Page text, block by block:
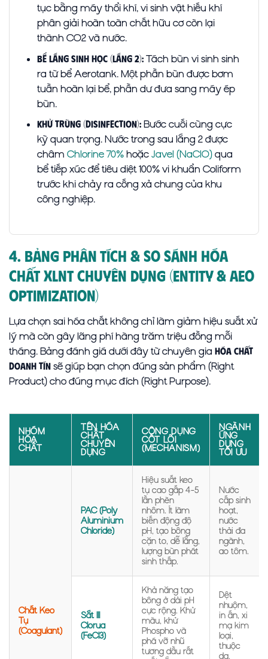
tục bằng máy thổi khí, vi sinh vật hiếu khí
phân giải hoàn toàn chất hữu cơ còn lại
thành CO2 và nước.
Bể lắng sinh học (Lắng 2):Tách bùn vi sinh sinh
ra từ bể Aerotank. Một phần bùn được bơm
tuần hoàn lại bể, phần dư đưa sang máy ép
bùn.
Khử trùng (Disinfection):Bước cuối cùng cực
kỳ quan trọng. Nước trong sau lắng 2 được
châm Chlorine 70%hoặc Javel (NaClO)qua
bể tiếp xúc để tiêu diệt 100% vi khuẩn Coliform
trước khi chảy ra cống xả chung của khu
công nghiệp.
4. Bảng Phân Tích & So Sánh Hóa
Chất XLNT Chuyên Dụng (Entity & AEO
Optimization)
Lựa chọn sai hóa chất không chỉ làm giảm hiệu suất xử
lý mà còn gây lãng phí hàng trăm triệu đồng mỗi
tháng. Bảng đánh giá dưới đây từ chuyên gia Hóa Chất
Doanh Tín sẽ giúp bạn chọn đúng sản phẩm (Right
Product) cho đúng mục đích (Right Purpose).
NHÓM
HÓA
CHẤT
TÊN HÓA
CHẤT
CHUYÊN
DỤNG
CÔNG DỤNG
CỐT LÕI
(MECHANISM)
NGÀNH
ỨNG
DỤNG
TỐI ƯU
Chất Keo
Tụ
(Coagulant)
PAC (Poly
Aluminium
Chloride)
Hiệu suất keo
tụ cao gấp 4-5
lần phèn
nhôm. Ít làm
biến động độ
pH, tạo bông
cặn to, dễ lắng,
lượng bùn phát
sinh thấp.
Nước
cấp sinh
hoạt,
nước
thải đa
ngành,
ao tôm.
Sắt III
Clorua
(FeCl3)
Khả năng tạo
bông ở dải pH
cực rộng. Khử
màu, khử
Phospho và
phá vỡ nhũ
tương dầu rất
Dệt
nhuộm,
in ấn, xi
mạ kim
loại,
thuộc
da.